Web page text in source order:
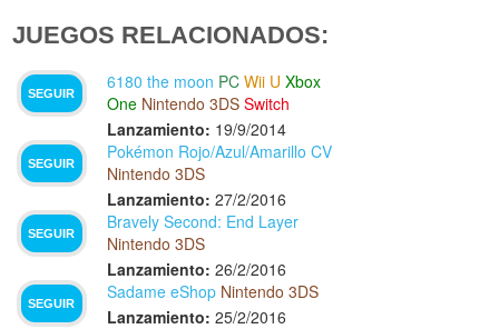
JUEGOS RELACIONADOS:
SEGUIR
6180 the moon PC Wii U Xbox
One Nintendo 3DS Switch
Lanzamiento: 19/9/2014
SEGUIR
Pokémon Rojo/Azul/Amarillo CV
Nintendo 3DS
Lanzamiento: 27/2/2016
SEGUIR
Bravely Second: End Layer
Nintendo 3DS
Lanzamiento: 26/2/2016
SEGUIR
Sadame eShop Nintendo 3DS
Lanzamiento: 25/2/2016